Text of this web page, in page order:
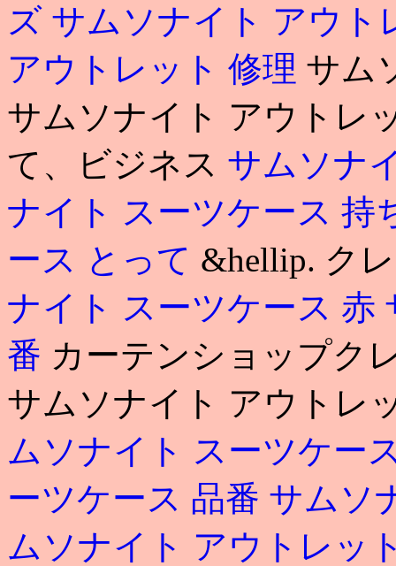
ズ サムソナイト アウト
アウトレット 修理 サム
サムソナイト アウトレ
て、ビジネス サムソナ
ナイト スーツケース 持
ース とって &hellip. ク
ナイト スーツケース 赤
番 カーテンショップク
サムソナイト アウトレ
ムソナイト スーツケー
ーツケース 品番 サムソ
ムソナイト アウトレッ